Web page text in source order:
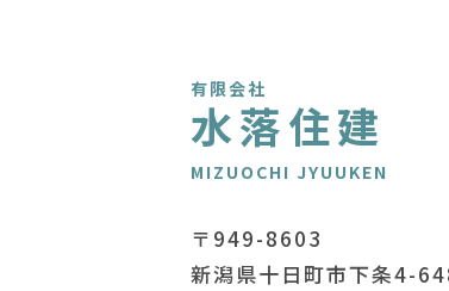
有限会社
水落住建
MIZUOCHI JYUUKEN
〒949-8603
新潟県十日町市下条4-